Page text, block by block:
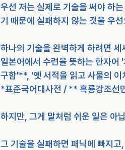
우선 저는 실제로 기술을 써야 하
기 때문에 실패하지 않는 것을 우
하나의 기술을 완벽하게 하려면
일본어에서 수련을 뜻하는 한자
구함'**, '옛 서적을 읽고 사물의
*표준국어대사전 / ** 흑룡강조선
하지만, 그게 말처럼 쉬운 일은 아
그 기술을 실패하면 패닉에 빠지